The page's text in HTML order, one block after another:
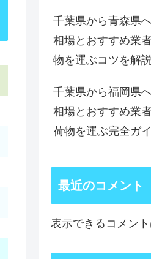
千葉県から青森県
相場とおすすめ業
物を運ぶコツを解
千葉県から福岡県
相場とおすすめ業
荷物を運ぶ完全ガ
最近のコメント
表示できるコメント